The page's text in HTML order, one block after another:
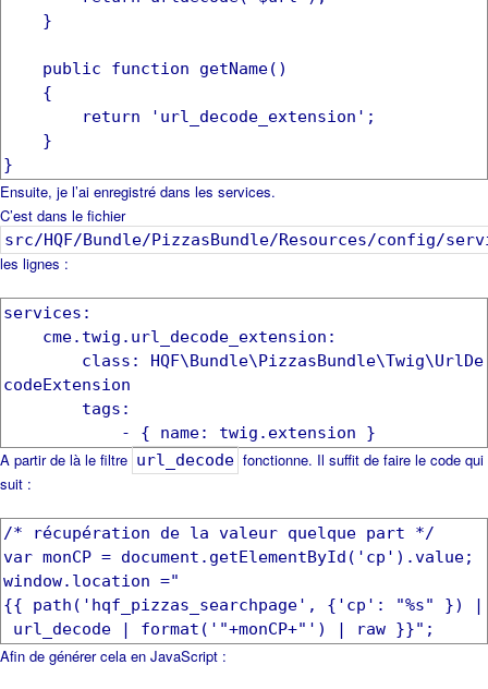
}
public function getName()
{
return 'url_decode_extension';
}
}
Ensuite, je l’ai enregistré dans les services.
C’est dans le fichier
src/HQF/Bundle/PizzasBundle/Resources/config/
les lignes :
services:
cme.twig.url_decode_extension:
class: HQF\Bundle\PizzasBundle\Twig\UrlDe
codeExtension
tags:
- { name: twig.extension }
A partir de là le filtre url_decode fonctionne. Il suffit de faire le code qui
suit :
/* récupération de la valeur quelque part */
var monCP = document.getElementById('cp').value;
window.location ="
{{ path('hqf_pizzas_searchpage', {'cp': "%s" }) |
url_decode | format('"+monCP+"') | raw }}";
Afin de générer cela en JavaScript :